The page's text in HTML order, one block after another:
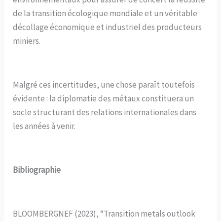
de la transition écologique mondiale et un véritable
décollage économique et industriel des producteurs
miniers.
Malgré ces incertitudes, une chose paraît toutefois
évidente : la diplomatie des métaux constituera un
socle structurant des relations internationales dans
les années à venir.
Bibliographie
BLOOMBERGNEF (2023), “Transition metals outlook